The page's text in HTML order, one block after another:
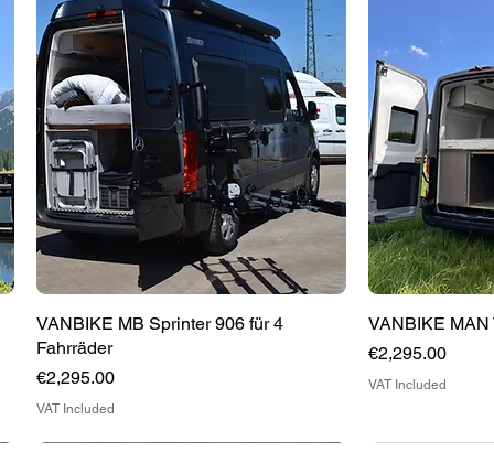
Quick View
VANBIKE MB Sprinter 906 für 4
Fahrräder
Price
€2,295.00
VAT Included
VANBIKE MAN
Price
€2,295.00
VAT Included